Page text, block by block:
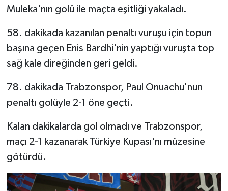
Muleka'nın golü ile maçta eşitliği yakaladı.
58. dakikada kazanılan penaltı vuruşu için topun
başına geçen Enis Bardhi'nin yaptığı vuruşta top
sağ kale direğinden geri geldi.
78. dakikada Trabzonspor, Paul Onuachu'nun
penaltı golüyle 2-1 öne geçti.
Kalan dakikalarda gol olmadı ve Trabzonspor,
maçı 2-1 kazanarak Türkiye Kupası'nı müzesine
götürdü.